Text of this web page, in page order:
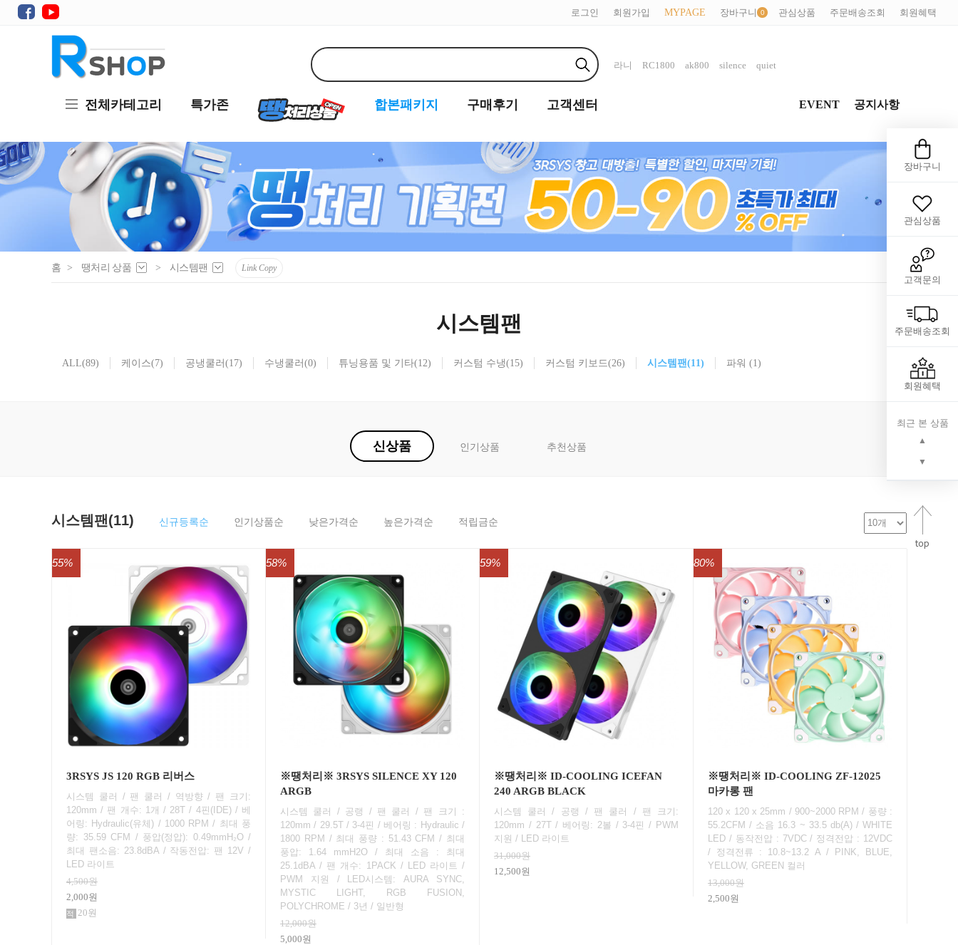
로그인 회원가입 MYPAGE 장바구니 관심상품 주문배송조회 회원혜택
라니 RC1800 ak800 silence quiet
전체카테고리 특가존 합본패키지 구매후기 고객센터 EVENT 공지사항
홈 > 땡처리 상품 > 시스템팬 Link Copy
시스템팬
ALL(89) 케이스(7) 공냉쿨러 (17) 수냉쿨러 (0) 튜닝용품 및 기타(12) 커스텀 수냉(15) 커스텀 키보드(26) 시스템팬 (11) 파워 (1)
신상품 인기상품 추천상품
시스템팬(11) 신규등록순 인기상품순 낮은가격순 높은가격순 적립금순
3RSYS JS 120 RGB 리버스
시스템 쿨러 / 팬 쿨러 / 역방향 / 팬 크기:
120mm / 팬 개수: 1개 / 28T / 4핀(IDE) / 베
어링: Hydraulic(유체) / 1000 RPM / 최대 풍
량: 35.59 CFM / 풍압(정압): 0.49mmH₂O /
최대 팬소음: 23.8dBA / 작동전압: 팬 12V /
LED 라이트
4,500원
2,000원
20원
55%
※땡처리※ 3RSYS SILENCE XY 120
ARGB
시스템 쿨러 / 공랭 / 팬 쿨러 / 팬 크기 :
120mm / 29.5T / 3-4핀 / 베어링 : Hydraulic /
1800 RPM / 최대 풍량 : 51.43 CFM / 최대
풍압: 1.64 mmH2O / 최대 소음 : 최대
25.1dBA / 팬 개수: 1PACK / LED 라이트 /
PWM 지원 / LED시스템: AURA SYNC,
MYSTIC LIGHT, RGB FUSION,
POLYCHROME / 3년 / 일반형
12,000원
5,000원
58%
※땡처리※ ID-COOLING ICEFAN
240 ARGB BLACK
시스템 쿨러 / 공랭 / 팬 쿨러 / 팬 크기:
120mm / 27T / 베어링: 2볼 / 3-4핀 / PWM
지원 / LED 라이트
31,000원
12,500원
59%
※땡처리※ ID-COOLING ZF-12025
마카롱 팬
120 x 120 x 25mm / 900~2000 RPM / 풍량 :
55.2CFM / 소음 16.3 ~ 33.5 db(A) / WHITE
LED / 동작전압 : 7VDC / 정격전압 : 12VDC
/ 정격전류 : 10.8~13.2 A / PINK, BLUE,
YELLOW, GREEN 컬러
13,000원
2,500원
80%
장바구니
관심상품
고객문의
주문배송조회
회원혜택
최근 본 상품
▲
▼